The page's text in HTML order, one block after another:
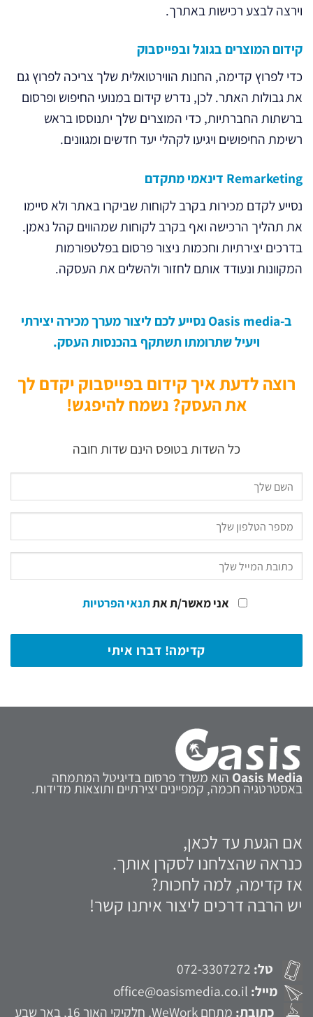
וירצה לבצע רכישות באתרך.
קידום המוצרים בגוגל ובפייסבוק
כדי לפרוץ קדימה, החנות הווירטואלית שלך צריכה לפרוץ גם
את גבולות האתר. לכן, נדרש קידום במנועי החיפוש ופרסום
ברשתות החברתיות, כדי המוצרים שלך יתנוססו בראש
רשימת החיפושים ויגיעו לקהלי יעד חדשים ומגוונים.
Remarketing דינאמי מתקדם
נסייע לקדם מכירות בקרב לקוחות שביקרו באתר ולא סיימו
את תהליך הרכישה ואף בקרב לקוחות שמהווים קהל נאמן.
בדרכים יצירתיות וחכמות ניצור פרסום בפלטפורמות
המקוונות ונעודד אותם לחזור ולהשלים את העסקה.
ב-Oasis media נסייע לכם ליצור מערך מכירה יצירתי
ויעיל שתרומתו תשתקף בהכנסות העסק.
רוצה לדעת איך קידום בפייסבוק יקדם לך
את העסק? נשמח להיפגש!
כל השדות בטופס הינם שדות חובה
אני מאשר/ת אתתנאי הפרטיות
Oasis Mediaהוא משרד פרסום בדיגיטל המתמחה
באסטרטגיה חכמה, קמפיינים יצירתיים ותוצאות מדידות.
אם הגעת עד לכאן,
כנראה שהצלחנו לסקרן אותך.
אז קדימה, למה לחכות?
יש הרבה דרכים ליצור איתנו קשר!
טל: 072-3307272
מייל: office@oasismedia.co.il
כתובת:מתחם WeWork, חלקיקי האור 16, באר שבע